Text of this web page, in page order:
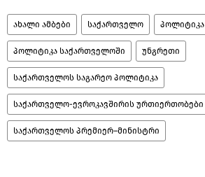
ახალი ამბები საქართველო პოლიტიკა
პოლიტიკა საქართველოში უნგრეთი
საქართველოს საგარეო პოლიტიკა
საქართველო-ევროკავშირის ურთიერთობები
საქართველოს პრემიერ–მინისტრი